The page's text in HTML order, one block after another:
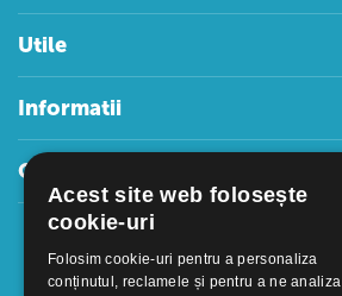
Utile
Informatii
Contact
Acest site web folosește
cookie-uri
Folosim cookie-uri pentru a personaliza
conținutul, reclamele și pentru a ne analiza